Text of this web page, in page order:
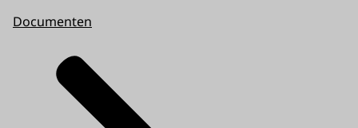
Documenten